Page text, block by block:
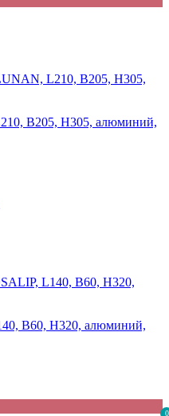
0
B205, H305, алюминий,
B60, H320, алюминий,